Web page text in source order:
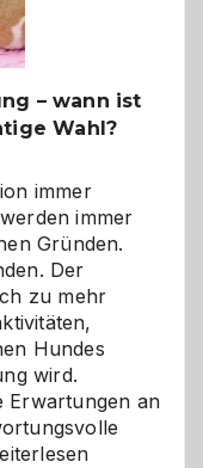
– wann ist
Wahl?
immer
immer
Gründen.
Der
zu mehr
Hundes
wird.
Erwartungen an